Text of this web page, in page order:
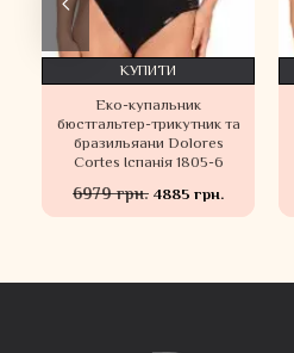
Еко-купальник
бюстгальтер-трикутник та
бразильяани Dolores
Cortes Іспанія 1805-6
6979 грн. 4885 грн.
КУПИТИ